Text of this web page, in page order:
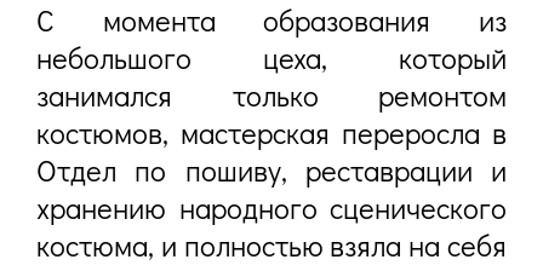
С момента образования из
небольшого цеха, который
занимался только ремонтом
костюмов, мастерская переросла в
Отдел по пошиву, реставрации и
хранению народного сценического
костюма, и полностью взяла на себя